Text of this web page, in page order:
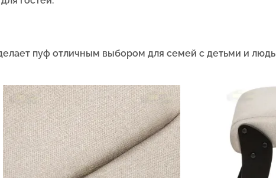
пуф отличным выбором для семей с детьми и